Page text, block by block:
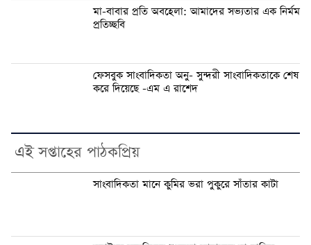
মা-বাবার প্রতি অবহেলা: আমাদের সভ্যতার এক নির্মম
প্রতিচ্ছবি
ফেসবুক সাংবাদিকতা অনু- সুন্দরী সাংবাদিকতাকে শেষ
করে দিয়েছে -এম এ রাশেদ
এই সপ্তাহের পাঠকপ্রিয়
সাংবাদিকতা মানে কুমির ভরা পুকুরে সাঁতার কাটা